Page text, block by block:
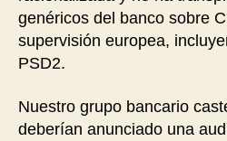
genéricos del banco sobre
supervisión europea,
PSD2.
Nuestro grupo bancario
deberían anunciado una